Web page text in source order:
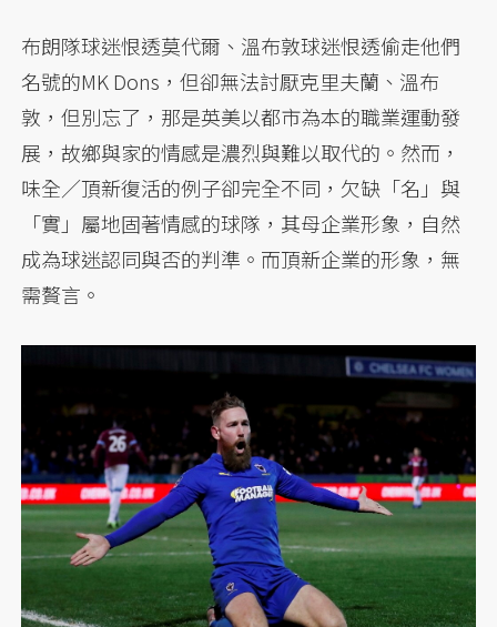
布朗隊球迷恨透莫代爾、溫布敦球迷恨透偷走他們
名號的MK Dons，但卻無法討厭克里夫蘭、溫布
敦，但別忘了，那是英美以都市為本的職業運動發
展，故鄉與家的情感是濃烈與難以取代的。然而，
味全／頂新復活的例子卻完全不同，欠缺「名」與
「實」屬地固著情感的球隊，其母企業形象，自然
成為球迷認同與否的判準。而頂新企業的形象，無
需贅言。